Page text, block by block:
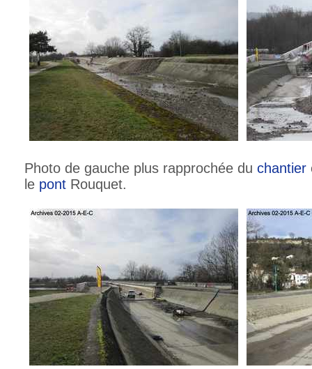
Photo de gauche plus rapprochée du chantier
le pont Rouquet.